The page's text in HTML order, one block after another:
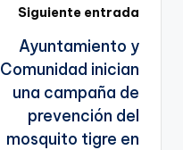
a
te
Siguiente entrada
Ayuntamiento y
Comunidad inician
una campaña de
prevención del
mosquito tigre en